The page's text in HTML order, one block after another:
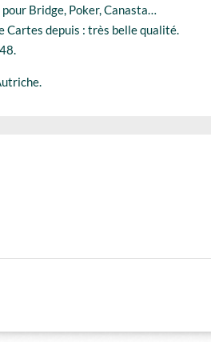
Bridge, Poker, Canasta…
Cartes depuis : très belle qualité.